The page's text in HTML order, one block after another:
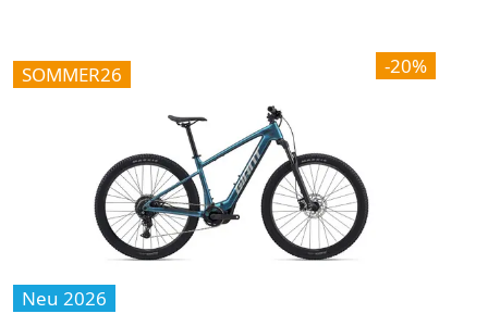
-20%
SOMMER26
Neu 2026